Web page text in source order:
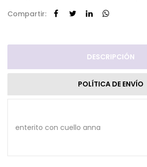
Compartir:
DESCRIPCIÓN
POLÍTICA DE ENVÍO
enterito con cuello anna